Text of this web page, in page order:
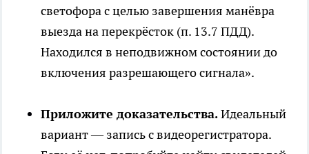
светофора с целью завершения манёвра
выезда на перекрёсток (п. 13.7 ПДД).
Находился в неподвижном состоянии до
включения разрешающего сигнала».
Приложите доказательства.Идеальный
вариант — запись с видеорегистратора.